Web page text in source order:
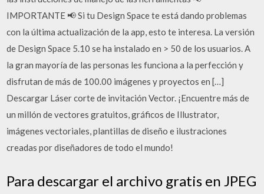
IMPORTANTE 📢 Si tu Design Space te está dando problemas
con la última actualización de la app, esto te interesa. La versión
de Design Space 5.10 se ha instalado en > 50 de los usuarios. A
la gran mayoría de las personas les funciona a la perfección y
disfrutan de más de 100.00 imágenes y proyectos en […]
Descargar Láser corte de invitación Vector. ¡Encuentre más de
un millón de vectores gratuitos, gráficos de Illustrator,
imágenes vectoriales, plantillas de diseño e ilustraciones
creadas por diseñadores de todo el mundo!
Para descargar el archivo gratis en JPEG